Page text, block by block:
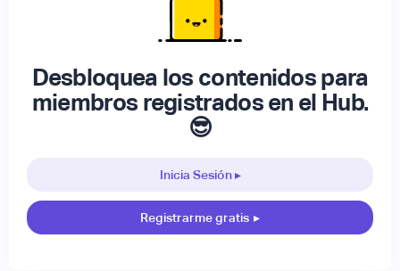
Desbloquea los contenidos para
miembros registrados en el Hub.
😎
Inicia Sesión ▸
Registrarme gratis ▸